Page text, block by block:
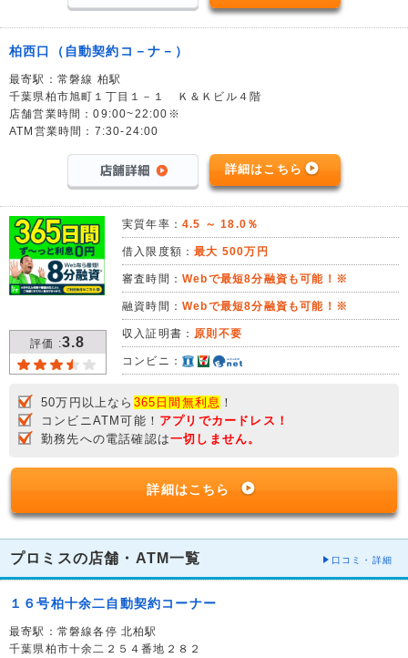
柏西口（自動契約コ－ナ－）
最寄駅：常磐線 柏駅
千葉県柏市旭町１丁目１－１ Ｋ＆Ｋビル４階
店舗営業時間：09:00~22:00※
ATM営業時間：7:30-24:00
詳細はこちら
評価 :3.8
実質年率： 4.5 ～ 18.0％
借入限度額：最大 500万円
審査時間： Webで最短8分融資も可能！※
融資時間： Webで最短8分融資も可能！※
収入証明書： 原則不要
コンビニ：
50万円以上なら 365日間無利息 ！
コンビニATM可能！ アプリでカードレス！
勤務先への電話確認は一切しません。
詳細はこちら
プロミスの店舗・ATM一覧 口コミ・詳細
１６号柏十余二自動契約コーナー
最寄駅：常磐線各停 北柏駅
千葉県柏市十余二２５４番地２８２